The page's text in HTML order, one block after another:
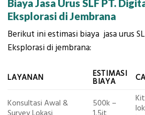
BiayaJasa Urus SLF PT.
Eksplorasi diJembrana
Berikut ini estimasi biaya jasa urus
Eksplorasi di jembrana:
LAYANAN ESTIMASI
BIAYA
Konsultasi Awal &
500k –